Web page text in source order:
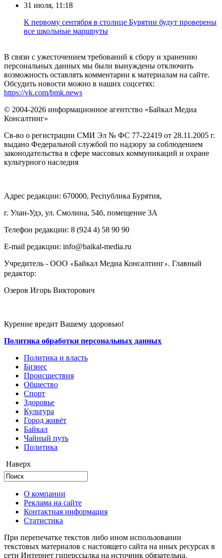
31 июля, 11:18
К первому сентября в столице Бурятии будут проверены
все школьные маршруты
В связи с ужесточением требований к сбору и хранению
персональных данных мы были вынуждены отключить
возможность оставлять комментарии к материалам на сайте.
Обсудить новости можно в наших соцсетях:
https://vk.com/bmk.news
© 2004-2026 информационное агентство «Байкал Медиа
Консалтинг»
Св-во о регистрации СМИ Эл № ФС 77-22419 от 28.11.2005 г.
выдано Федеральной службой по надзору за соблюдением
законодательства в сфере массовых коммуникаций и охране
культурного наследия
Адрес редакции: 670000, Республика Бурятия,
г. Улан-Удэ, ул. Смолина, 54б, помещение 3А
Телефон редакции: ‎‎8 (924 4) 58 90 90
E-mail редакции: info@baikal-media.ru
Учредитель - ООО «Байкал Медиа Консалтинг». Главный
редактор:
Озеров Игорь Викторович
Курение вредит Вашему здоровью!
Политика обработки персональных данных
Политика и власть
Бизнес
Происшествия
Общество
Cпорт
Здоровье
Культура
Город живёт
Байкал
Чайный путь
Политика
Наверх
О компании
Реклама на сайте
Контактная информация
Статистика
При перепечатке текстов либо ином использовании
текстовых материалов с настоящего сайта на иных ресурсах в
сети Интернет гиперссылка на источник обязательна.